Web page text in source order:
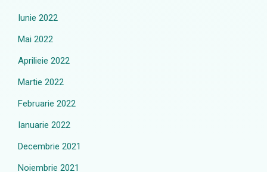
Iunie 2022
Mai 2022
Aprilieie 2022
Martie 2022
Februarie 2022
Ianuarie 2022
Decembrie 2021
Noiembrie 2021